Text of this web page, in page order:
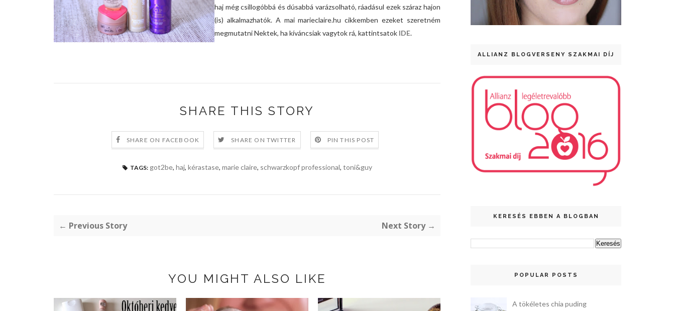
haj még csillogóbbá és dúsabbá varázsolható, ráadásul ezek száraz hajon
(is) alkalmazhatók. A mai marieclaire.hu cikkemben ezeket szeretném
megmutatni Nektek, ha kíváncsiak vagytok rá, kattintsatok IDE.
SHARE THIS STORY
SHARE ON FACEBOOK SHARE ON TWITTER PIN THIS POST
TAGS: got2be, haj, kérastase, marie claire, schwarzkopf professional, toni&guy
← Previous Story Next Story →
YOU MIGHT ALSO LIKE
ALLIANZ BLOGVERSENY SZAKMAI DÍJ
KERESÉS EBBEN A BLOGBAN
POPULAR POSTS
A tökéletes chia puding